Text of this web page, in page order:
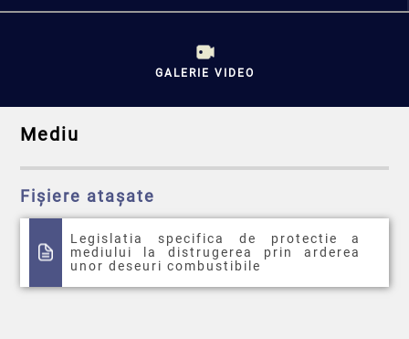
GALERIE VIDEO
Mediu
Fișiere atașate
Legislatia specifica de protectie a
mediului la distrugerea prin arderea
unor deseuri combustibile